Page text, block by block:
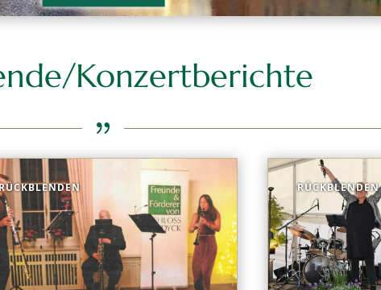
Konzertberichte
{
RÜCKBLENDEN